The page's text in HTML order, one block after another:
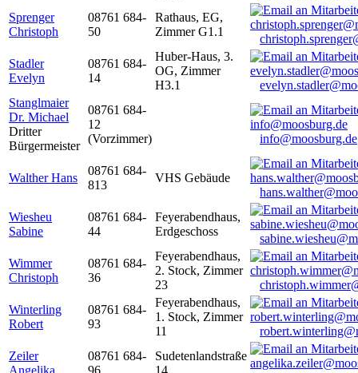
Sprenger
Christoph
08761 684-
50
Rathaus, EG,
Zimmer G1.1
Stadler
Evelyn
08761 684-
14
Huber-Haus, 3.
OG, Zimmer
H3.1
Stanglmaier
Dr. Michael
Dritter
Bürgermeister
08761 684-
12
(Vorzimmer)
info@moosburg.de
Walther Hans
08761 684-
813
VHS Gebäude
Wiesheu
Sabine
08761 684-
44
Feyerabendhaus,
Erdgeschoss
Wimmer
Christoph
08761 684-
36
Feyerabendhaus,
2. Stock, Zimmer
23
Winterling
Robert
08761 684-
93
Feyerabendhaus,
1. Stock, Zimmer
11
Zeiler
Angelika
08761 684-
96
Sudetenlandstraße
14